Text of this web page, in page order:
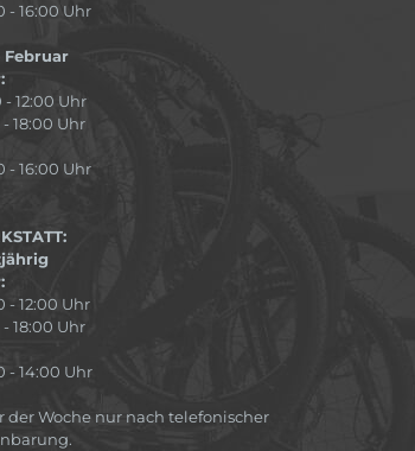
- 16:00 Uhr
Februar
- 12:00 Uhr
- 18:00 Uhr
- 16:00 Uhr
- 12:00 Uhr
- 18:00 Uhr
- 14:00 Uhr
der Woche nur nach telefonischer